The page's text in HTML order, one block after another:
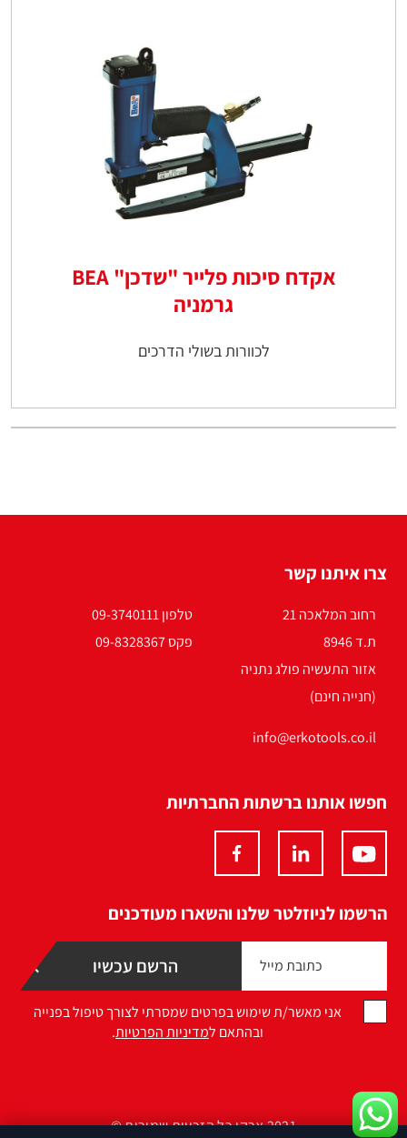
אקדח סיכות פלייר "שדכן" BEA
גרמניה
לכוורות בשולי הדרכים
צרו איתנו קשר
רחוב המלאכה 21
ת.ד 8946
אזור התעשיה פולג נתניה
(חנייה חינם)
טלפון 09-3740111
פקס 09-8328367
info@erkotools.co.il
חפשו אותנו ברשתות החברתיות
הרשמו לניוזלטר שלנו והשארו מעודכנים
אני מאשר/ת שימוש בפרטים שמסרתי לצורך טיפול בפנייה
ובהתאם למדיניות הפרטיות.
2021 ארקו כל הזכויות שמורות ©